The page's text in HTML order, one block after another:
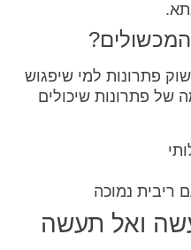
פתרונות למי שיפגוש
של פתרונות שיכולים
ריבית נמוכה
ואל תעשה